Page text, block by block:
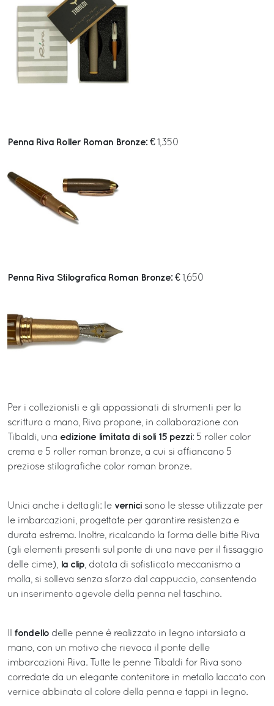
Penna Riva Roller Roman Bronze: € 1,350
Penna Riva Stilografica Roman Bronze: € 1,650
Per i collezionisti e gli appassionati di strumenti per la
scrittura a mano, Riva propone, in collaborazione con
Tibaldi, una edizione limitata di soli 15 pezzi: 5 roller color
crema e 5 roller roman bronze, a cui si affiancano 5
preziose stilografiche color roman bronze.
Unici anche i dettagli: le vernici sono le stesse utilizzate per
le imbarcazioni, progettate per garantire resistenza e
durata estrema. Inoltre, ricalcando la forma delle bitte Riva
(gli elementi presenti sul ponte di una nave per il fissaggio
delle cime), la clip, dotata di sofisticato meccanismo a
molla, si solleva senza sforzo dal cappuccio, consentendo
un inserimento agevole della penna nel taschino.
fondello delle penne è realizzato in legno intarsiato a
mano, con un motivo che rievoca il ponte delle
imbarcazioni Riva. Tutte le penne Tibaldi for Riva sono
corredate da un elegante contenitore in metallo laccato con
vernice abbinata al colore della penna e tappi in legno.